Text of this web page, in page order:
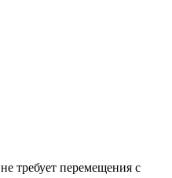
требует перемещения с